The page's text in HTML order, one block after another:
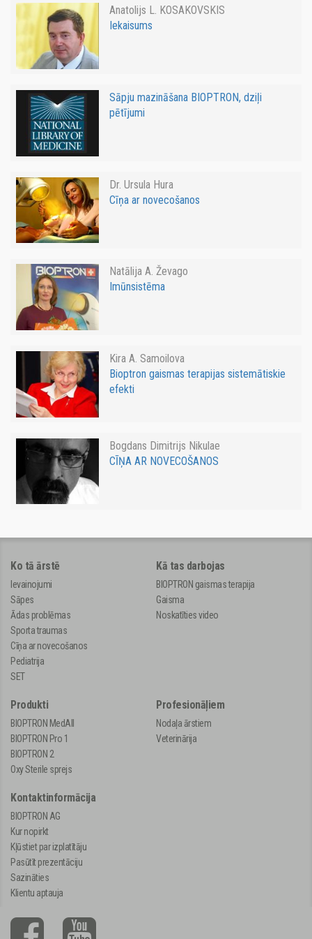
Anatolijs L. KOSAKOVSKIS
Iekaisums
Sāpju mazināšana BIOPTRON, dziļi
pētījumi
Dr. Ursula Hura
Cīņa ar novecošanos
Natālija A. Ževago
Imūnsistēma
Kira A. Samoilova
Bioptron gaismas terapijas sistemātiskie
efekti
Bogdans Dimitrijs Nikulae
CĪŅA AR NOVECOŠANOS
Ko tā ārstē
Ievainojumi
Sāpes
Ādas problēmas
Sporta traumas
Cīņa ar novecošanos
Pediatrija
SET
Kā tas darbojas
BIOPTRON gaismas terapija
Gaisma
Noskatīties video
Produkti
BIOPTRON MedAll
BIOPTRON Pro 1
BIOPTRON 2
Oxy Sterile sprejs
Profesionāļiem
Nodaļa ārstiem
Veterinārija
Kontaktinformācija
BIOPTRON AG
Kur nopirkt
Kļūstiet par izplatītāju
Pasūtīt prezentāciju
Sazināties
Klientu aptauja